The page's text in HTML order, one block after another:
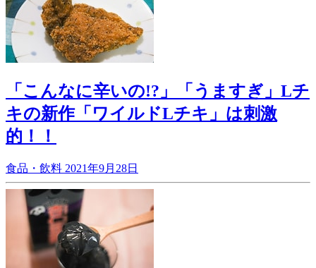
「こんなに辛いの!?」「うますぎ」Lチ
キの新作「ワイルドLチキ」は刺激
的！！
食品・飲料 2021年9月28日